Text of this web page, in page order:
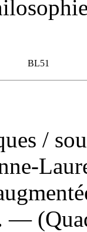
BL51
/
—